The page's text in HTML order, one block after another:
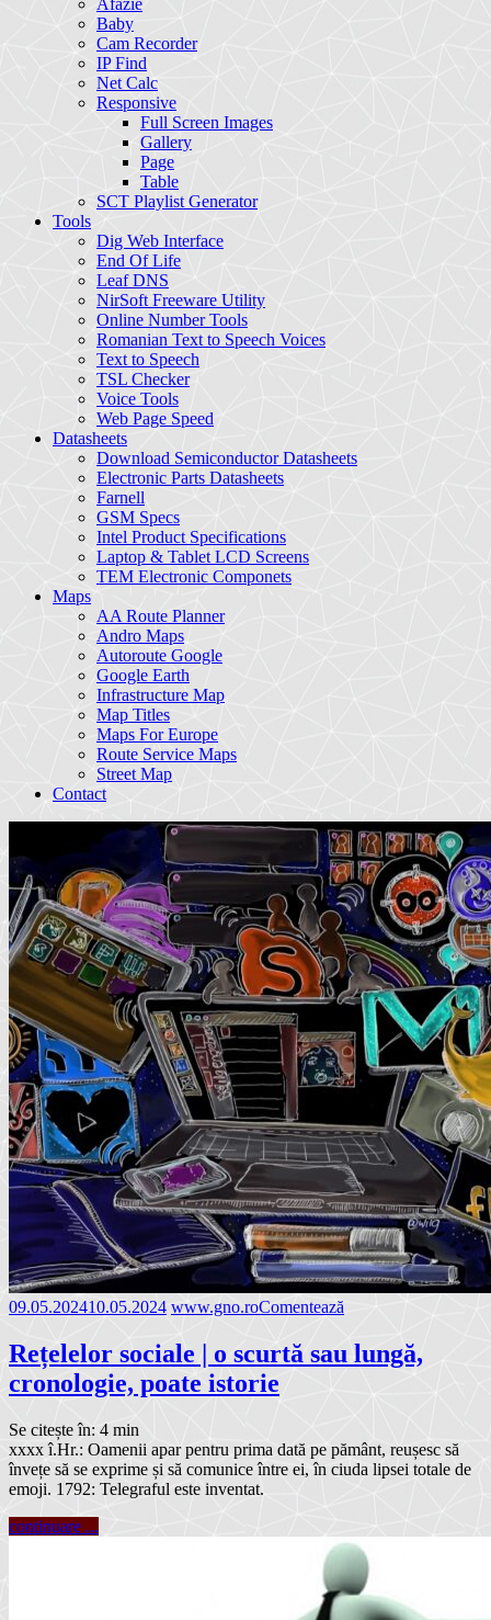
Afazie
Baby
Cam Recorder
IP Find
Net Calc
Responsive
Full Screen Images
Gallery
Page
Table
SCT Playlist Generator
Tools
Dig Web Interface
End Of Life
Leaf DNS
NirSoft Freeware Utility
Online Number Tools
Romanian Text to Speech Voices
Text to Speech
TSL Checker
Voice Tools
Web Page Speed
Datasheets
Download Semiconductor Datasheets
Electronic Parts Datasheets
Farnell
GSM Specs
Intel Product Specifications
Laptop & Tablet LCD Screens
TEM Electronic Componets
Maps
AA Route Planner
Andro Maps
Autoroute Google
Google Earth
Infrastructure Map
Map Titles
Maps For Europe
Route Service Maps
Street Map
Contact
09.05.202410.05.2024 www.gno.roComentează
Rețelelor sociale | o scurtă sau lungă,
cronologie, poate istorie
Se citește în: 4 min
xxxx î.Hr.: Oamenii apar pentru prima dată pe pământ, reușesc să
învețe să se exprime și să comunice între ei, în ciuda lipsei totale de
emoji. 1792: Telegraful este inventat.
continuare ...